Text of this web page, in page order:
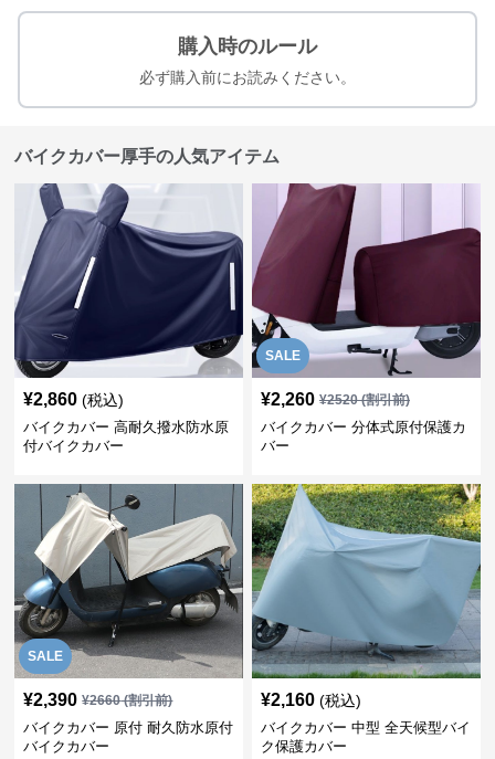
購入時のルール
必ず購入前にお読みください。
バイクカバー厚手の人気アイテム
¥2,860 (税込)
バイクカバー 高耐久撥水防水原
付バイクカバー
SALE
¥2,260 ¥2520(割引前)
バイクカバー 分体式原付保護カ
バー
SALE
¥2,390 ¥2660(割引前)
バイクカバー 原付 耐久防水原付
バイクカバー
¥2,160 (税込)
バイクカバー 中型 全天候型バイ
ク保護カバー